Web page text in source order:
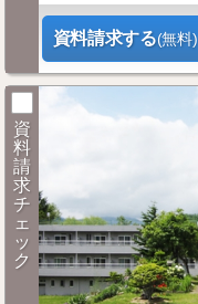
資料請求する(無料)
資
料
請
求
チ
ェ
ッ
ク